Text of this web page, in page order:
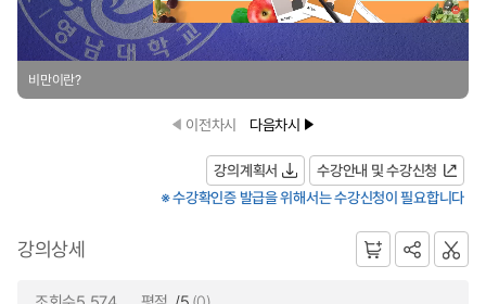
비만이란?
이전차시 다음차시
강의계획서
수강안내 및 수강신청
※ 수강확인증 발급을 위해서는 수강신청이 필요합니다
강의상세